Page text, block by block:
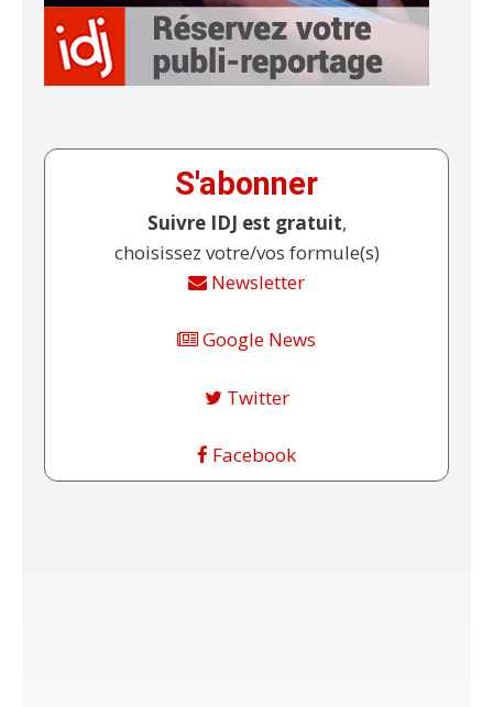
S'abonner
Suivre IDJ est gratuit,
choisissez votre/vos formule(s)
Newsletter
Google News
Twitter
Facebook